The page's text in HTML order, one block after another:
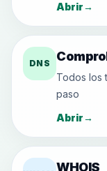
Abrir→
DNS
Todos los
paso
Abrir→
WHOIS